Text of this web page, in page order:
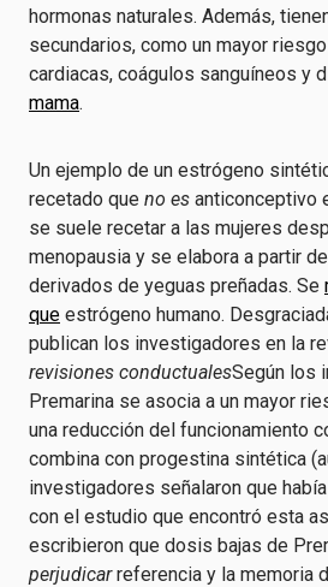
hormonas naturales. Además,
secundarios, como un mayor
cardiacas, coágulos sanguíneos y
mama.
Un ejemplo de un estrógeno
recetado que no es anticonceptivo
se suele recetar a las mujeres
menopausia y se elabora a partir
derivados de yeguas preñadas. Se
que estrógeno humano.
publican los investigadores en la
revisiones conductualesSegún los
Premarina se asocia a un mayor
una reducción del funcionamiento
combina con progestina sintética
investigadores señalaron que
con el estudio que encontró esta
escribieron que dosis bajas de
perjudicarreferencia y la memoria